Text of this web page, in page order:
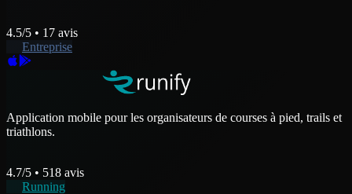
4.5/5 • 17 avis
Entreprise
Application mobile pour les organisateurs de courses à pied, trails et
triathlons.
4.7/5 • 518 avis
Running